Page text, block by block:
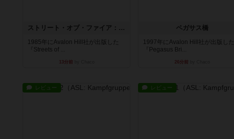
ストリート・オブ・ファイア：ASLデラックスモジュール1
1985年にAvalon Hill社が出版した
『Streets of ...
13分前
ペガサス橋
1997年にAvalon Hill社が出版した
『Pegasus Bri...
26分前
レビュー レビュー